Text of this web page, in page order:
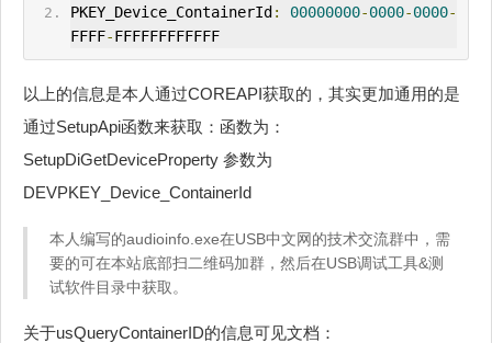
PKEY_Device_ContainerId : 00000000-0000-0000-
FFFF-FFFFFFFFFFFF
以上的信息是本人通过COREAPI获取的，其实更加通用的是
通过SetupApi函数来获取：函数为：
SetupDiGetDeviceProperty 参数为
DEVPKEY_Device_ContainerId
本人编写的audioinfo.exe在USB中文网的技术交流群中，需
要的可在本站底部扫二维码加群，然后在USB调试工具&测
试软件目录中获取。
关于usQueryContainerID的信息可见文档：